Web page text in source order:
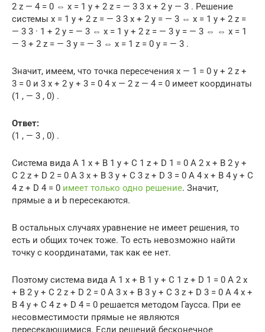
2 z — 4 = 0 ⇔ x = 1 y + 2 z = — 3 3 x + 2 y — 3 . Решение
системы x = 1 y + 2 z = — 3 3 x + 2 y = — 3 ⇔ x = 1 y + 2 z =
— 3 3 · 1 + 2 y = — 3 ⇔ x = 1 y + 2 z = — 3 y = — 3 ⇔ ⇔ x = 1
— 3 + 2 z = — 3 y = — 3 ⇔ x = 1 z = 0 y = — 3 .
Значит, имеем, что точка пересечения x — 1 = 0 y + 2 z +
3 = 0 и 3 x + 2 y + 3 = 0 4 x — 2 z — 4 = 0 имеет координаты
(1 , — 3 , 0) .
Ответ:
(1 , — 3 , 0) .
Система вида A 1 x + B 1 y + C 1 z + D 1 = 0 A 2 x + B 2 y +
C 2 z + D 2 = 0 A 3 x + B 3 y + C 3 z + D 3 = 0 A 4 x + B 4 y + C
4 z + D 4 = 0 имеет только одно решение. Значит,
прямые a и b пересекаются.
В остальных случаях уравнение не имеет решения, то
есть и общих точек тоже. То есть невозможно найти
точку с координатами, так как ее нет.
Поэтому система вида A 1 x + B 1 y + C 1 z + D 1 = 0 A 2 x
+ B 2 y + C 2 z + D 2 = 0 A 3 x + B 3 y + C 3 z + D 3 = 0 A 4 x +
B 4 y + C 4 z + D 4 = 0 решается методом Гаусса. При ее
несовместимости прямые не являются
пересекающимися. Если решений бесконечное